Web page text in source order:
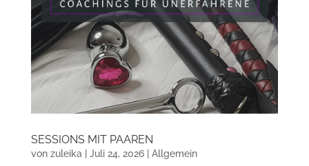
SESSIONS MIT PAAREN
von zuleika| Juli 24, 2026| Allgemein